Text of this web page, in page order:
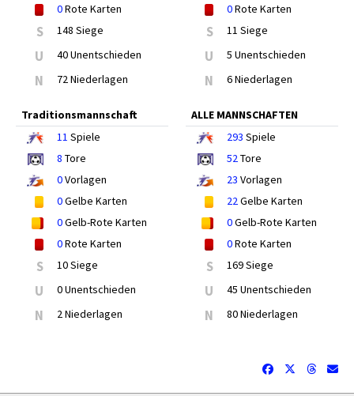
0Rote Karten
S 148 Siege
U 40 Unentschieden
N 72 Niederlagen
0Rote Karten
S 11 Siege
U 5 Unentschieden
N 6 Niederlagen
Traditionsmannschaft
11 Spiele
8 Tore
0Vorlagen
0Gelbe Karten
0Gelb-Rote Karten
0Rote Karten
S 10 Siege
U 0 Unentschieden
N 2 Niederlagen
ALLE MANNSCHAFTEN
293 Spiele
52Tore
23 Vorlagen
22Gelbe Karten
0Gelb-Rote Karten
0Rote Karten
S 169 Siege
U 45 Unentschieden
N 80 Niederlagen